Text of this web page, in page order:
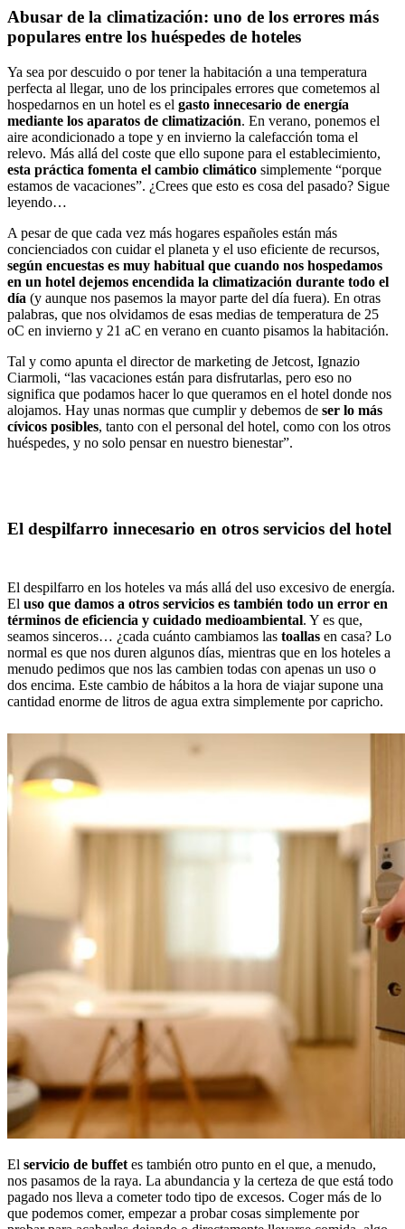
Abusar de la climatización: uno de los errores más
populares entre los huéspedes de hoteles
Ya sea por descuido o por tener la habitación a una temperatura
perfecta al llegar, uno de los principales errores que cometemos al
hospedarnos en un hotel es el gasto innecesario de energía
mediante los aparatos de climatización. En verano, ponemos el
aire acondicionado a tope y en invierno la calefacción toma el
relevo. Más allá del coste que ello supone para el establecimiento,
esta práctica fomenta el cambio climático simplemente “porque
estamos de vacaciones”. ¿Crees que esto es cosa del pasado? Sigue
leyendo…
A pesar de que cada vez más hogares españoles están más
concienciados con cuidar el planeta y el uso eficiente de recursos,
según encuestas es muy habitual que cuando nos hospedamos
en un hotel dejemos encendida la climatización durante todo el
día (y aunque nos pasemos la mayor parte del día fuera). En otras
palabras, que nos olvidamos de esas medias de temperatura de 25
oC en invierno y 21 aC en verano en cuanto pisamos la habitación.
Tal y como apunta el director de marketing de Jetcost, Ignazio
Ciarmoli, “las vacaciones están para disfrutarlas, pero eso no
significa que podamos hacer lo que queramos en el hotel donde nos
alojamos. Hay unas normas que cumplir y debemos de ser lo más
cívicos posibles, tanto con el personal del hotel, como con los otros
huéspedes, y no solo pensar en nuestro bienestar”.
El despilfarro innecesario en otros servicios del hotel
El despilfarro en los hoteles va más allá del uso excesivo de energía.
El uso que damos a otros servicios es también todo un error en
términos de eficiencia y cuidado medioambiental. Y es que,
seamos sinceros… ¿cada cuánto cambiamos las toallas en casa? Lo
normal es que nos duren algunos días, mientras que en los hoteles a
menudo pedimos que nos las cambien todas con apenas un uso o
dos encima. Este cambio de hábitos a la hora de viajar supone una
cantidad enorme de litros de agua extra simplemente por capricho.
El servicio de buffet es también otro punto en el que, a menudo,
nos pasamos de la raya. La abundancia y la certeza de que está todo
pagado nos lleva a cometer todo tipo de excesos. Coger más de lo
que podemos comer, empezar a probar cosas simplemente por